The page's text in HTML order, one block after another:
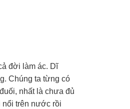
đời làm ác. Dĩ
Chúng ta từng có
nhất là chưa đủ
nổi trên nước rồi